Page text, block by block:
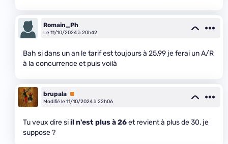
Romain_Ph
Le 11/10/2024 à 20h42
Bah si dans un an le tarif est toujours à 25,99 je ferai un A/R
à la concurrence et puis voilà
brupala Premium
Modifié le 11/10/2024 à 22h06
Tu veux dire siil n'est plus à 26et revient à plus de 30, je
suppose ?